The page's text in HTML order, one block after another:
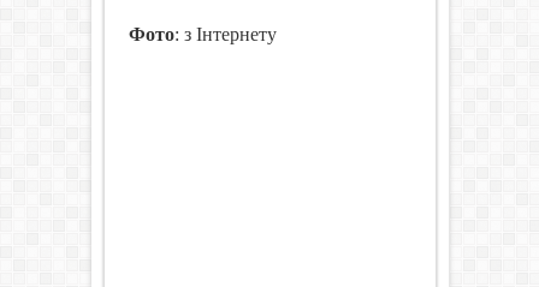
Фото: з Інтернету